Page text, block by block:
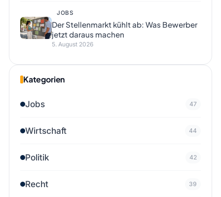
JOBS
Der Stellenmarkt kühlt ab: Was Bewerber
jetzt daraus machen
5. August 2026
Kategorien
Jobs 47
Wirtschaft 44
Politik 42
Recht 39